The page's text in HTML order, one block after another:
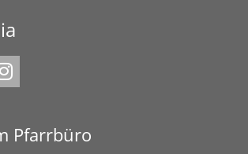
Pfarrbüro